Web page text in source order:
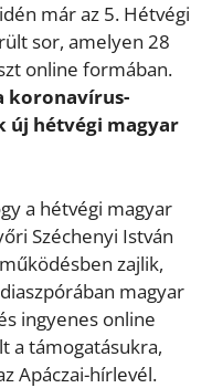
már az 5. Hétvégi
sor, amelyen 28
online formában.
koronavírus-
új hétvégi magyar
a hétvégi magyar
Széchenyi István
zajlik,
magyar
ingyenes online
a támogatásukra,
Apáczai-hírlevél.